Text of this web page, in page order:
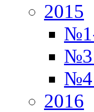
2015
№3
№4
2016